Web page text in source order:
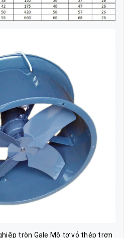
tròn Gale Mô tơ vỏ thép trơn